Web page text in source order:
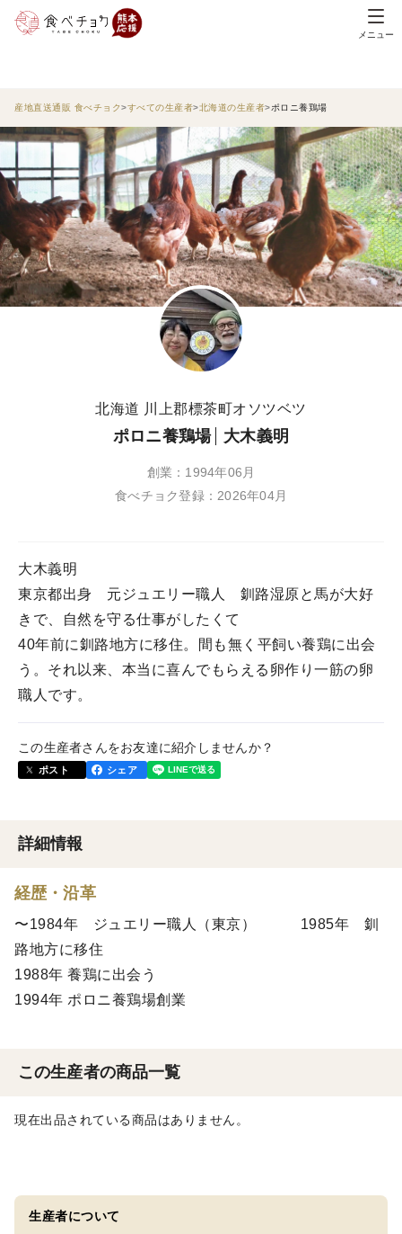
メニュー
産地直送通販 食べチョク すべての生産者 北海道の生産者 ポロニ養鶏場
北海道 川上郡標茶町オソツベツ
ポロニ養鶏場 大木義明
創業：1994年06月
食べチョク登録：2026年04月
大木義明
東京都出身 元ジュエリー職人 釧路湿原と馬が大好
きで、自然を守る仕事がしたくて
40年前に釧路地方に移住。間も無く平飼い養鶏に出会
う。それ以来、本当に喜んでもらえる卵作り一筋の卵
職人です。
この生産者さんをお友達に紹介しませんか？
ポスト シェア
詳細情報
経歴・沿革
〜1984年 ジュエリー職人（東京） 1985年 釧
路地方に移住
1988年 養鶏に出会う
1994年 ポロニ養鶏場創業
この生産者の商品一覧
現在出品されている商品はありません。
生産者について